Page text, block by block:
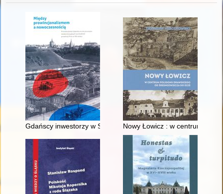
Gdańscy inwestorzy w Sopocie : prestiż finansowy i
Nowy Łowicz : w centrum